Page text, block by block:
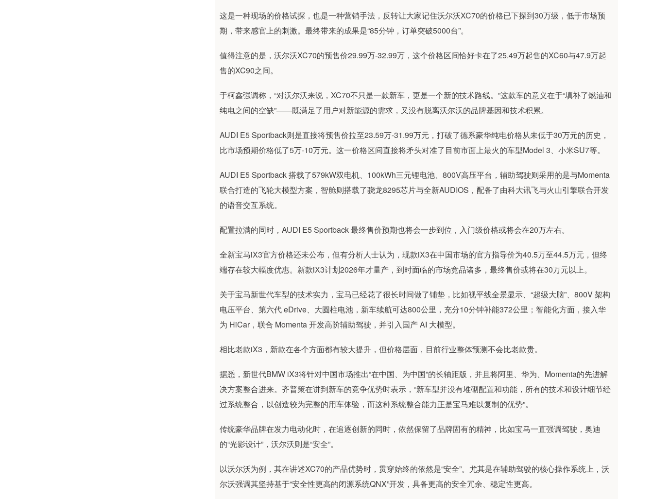
这是一种现场的价格试探，也是一种营销手法，反转让大家记住沃尔沃XC70的价格已下探到30万级，低于市场预
期，带来感官上的刺激。最终带来的成果是“85分钟，订单突破5000台”。
值得注意的是，沃尔沃XC70的预售价29.99万-32.99万，这个价格区间恰好卡在了25.49万起售的XC60与47.9万起
售的XC90之间。
于柯鑫强调称，“对沃尔沃来说，XC70不只是一款新车，更是一个新的技术路线。”这款车的意义在于“填补了燃油和
纯电之间的空缺”——既满足了用户对新能源的需求，又没有脱离沃尔沃的品牌基因和技术积累。
AUDI E5 Sportback则是直接将预售价拉至23.59万-31.99万元，打破了德系豪华纯电价格从未低于30万元的历史，
比市场预期价格低了5万-10万元。这一价格区间直接将矛头对准了目前市面上最火的车型Model 3、小米SU7等。
AUDI E5 Sportback 搭载了579kW双电机、100kWh三元锂电池、800V高压平台，辅助驾驶则采用的是与Momenta
联合打造的飞轮大模型方案，智舱则搭载了骁龙8295芯片与全新AUDIOS，配备了由科大讯飞与火山引擎联合开发
的语音交互系统。
配置拉满的同时，AUDI E5 Sportback 最终售价预期也将会一步到位，入门级价格或将会在20万左右。
全新宝马iX3官方价格还未公布，但有分析人士认为，现款iX3在中国市场的官方指导价为40.5万至44.5万元，但终
端存在较大幅度优惠。新款iX3计划2026年才量产，到时面临的市场竞品诸多，最终售价或将在30万元以上。
关于宝马新世代车型的技术实力，宝马已经花了很长时间做了铺垫，比如视平线全景显示、“超级大脑”、800V 架构
电压平台、第六代 eDrive、大圆柱电池，新车续航可达800公里，充分10分钟补能372公里；智能化方面，接入华
为 HiCar，联合 Momenta 开发高阶辅助驾驶，并引入国产 AI 大模型。
相比老款iX3，新款在各个方面都有较大提升，但价格层面，目前行业整体预测不会比老款贵。
据悉，新世代BMW iX3将针对中国市场推出“在中国、为中国”的长轴距版，并且将阿里、华为、Momenta的先进解
决方案整合进来。齐普策在讲到新车的竞争优势时表示，“新车型并没有堆砌配置和功能，所有的技术和设计细节经
过系统整合，以创造较为完整的用车体验，而这种系统整合能力正是宝马难以复制的优势”。
传统豪华品牌在发力电动化时，在追逐创新的同时，依然保留了品牌固有的精神，比如宝马一直强调驾驶，奥迪
的“光影设计”，沃尔沃则是“安全”。
以沃尔沃为例，其在讲述XC70的产品优势时，贯穿始终的依然是“安全”。尤其是在辅助驾驶的核心操作系统上，沃
尔沃强调其坚持基于“安全性更高的闭源系统QNX”开发，具备更高的安全冗余、稳定性更高。